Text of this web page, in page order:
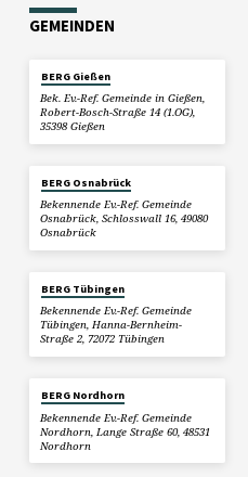
GEMEINDEN
BERG Gießen
Bek. Ev.-Ref. Gemeinde in Gießen,
Robert-Bosch-Straße 14 (1.OG),
35398 Gießen
BERG Osnabrück
Bekennende Ev.-Ref. Gemeinde
Osnabrück, Schlosswall 16, 49080
Osnabrück
BERG Tübingen
Bekennende Ev.-Ref. Gemeinde
Tübingen, Hanna-Bernheim-
Straße 2, 72072 Tübingen
BERG Nordhorn
Bekennende Ev.-Ref. Gemeinde
Nordhorn, Lange Straße 60, 48531
Nordhorn